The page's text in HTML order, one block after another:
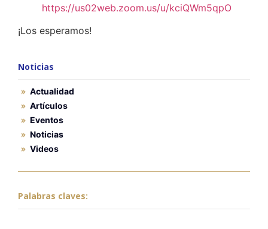
https://us02web.zoom.us/u/kciQWm5qpO
¡Los esperamos!
Noticias
Actualidad
Artículos
Eventos
Noticias
Videos
Palabras claves: